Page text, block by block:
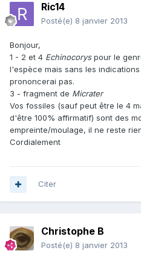
Ric14
Posté(e) 8 janvier 2013
Bonjour,
1 - 2 et 4 Echinocoryspour le
l'espèce mais sans les
prononcerai pas.
3 - fragment de Micrater
Vos fossiles (sauf peut être le 4
d'être 100% affirmatif) sont des
empreinte/moulage, il ne reste
Cordialement
Citer
Christophe B
Posté(e) 8 janvier 2013